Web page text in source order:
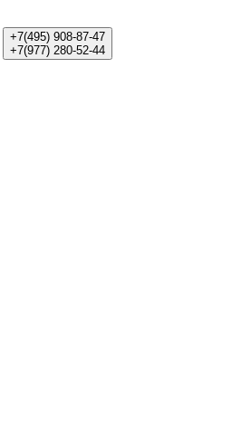
+7(495) 908-87-47
+7(977) 280-52-44